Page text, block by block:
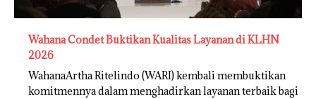
Wahana Condet Buktikan Kualitas Layanan di KLHN
2026
WahanaArtha Ritelindo (WARI) kembali membuktikan
komitmennya dalam menghadirkan layanan terbaik bagi